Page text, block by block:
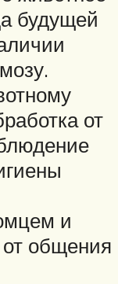
будущей
от
и
общения